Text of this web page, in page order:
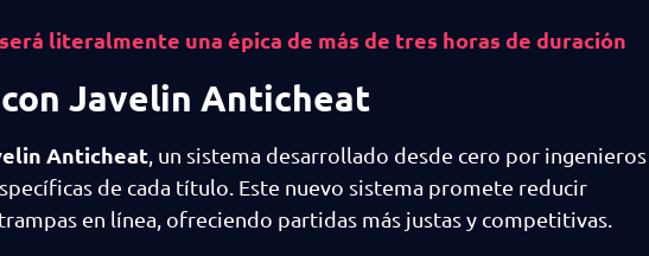
literalmente una épica de más de tres horas de duración
Javelin Anticheat
Anticheat, un sistema desarrollado desde cero por ingenieros
de cada título. Este nuevo sistema promete reducir
en línea, ofreciendo partidas más justas y competitivas.